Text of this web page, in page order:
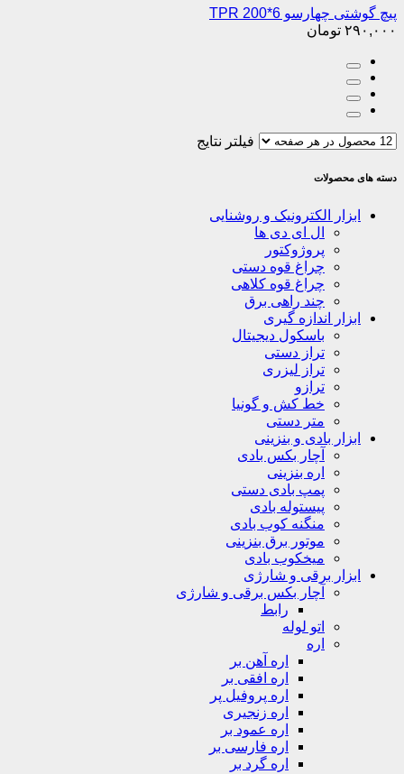
پیچ گوشتی چهارسو 6*200 TPR
۲۹۰,۰۰۰ تومان
فیلتر نتایج
دسته های محصولات
ابزار الکترونیک و روشنایی
ال ای دی ها
پروژوکتور
چراغ قوه دستی
چراغ قوه کلاهی
چند راهی برق
ابزار اندازه گیری
باسکول دیجیتال
تراز دستی
تراز لیزری
ترازو
خط کش و گونیا
متر دستی
ابزار بادی و بنزینی
آچار بکس بادی
اره بنزینی
پمپ بادی دستی
پیستوله بادی
منگنه کوب بادی
موتور برق بنزینی
میخکوب بادی
ابزار برقی و شارژی
آچار بکس برقی و شارژی
رابط
اتو لوله
اره
اره آهن بر
اره افقی بر
اره پروفیل پر
اره زنجیری
اره عمود بر
اره فارسی بر
اره گرد بر